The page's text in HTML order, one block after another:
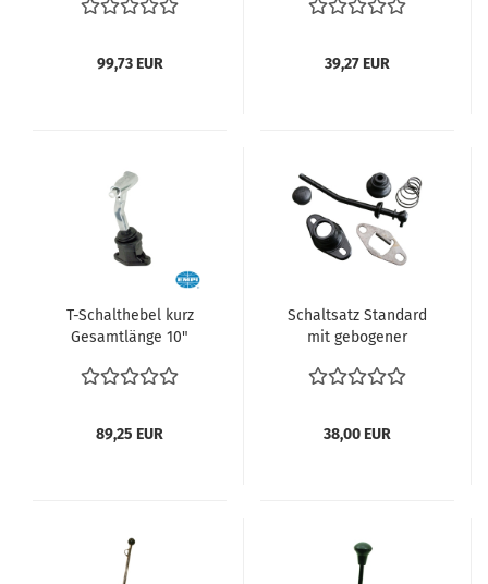
Schaltwegverkürzung -
Schnellschalthebel
99,73 EUR
VW Käfer VW Karmann
113798121
39,27 EUR
T-Schalthebel kurz
Gesamtlänge 10"
Motor VW Käfer VW
vergl. 00-4498-0
89,25 EUR
Schaltsatz Standard
mit gebogener
Schalthebel Reparatur
VW Karmann Ghia VW
181 vergl. 141798121
38,00 EUR